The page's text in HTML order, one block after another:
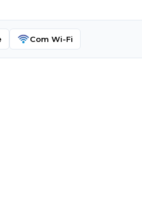
Com Wi-Fi